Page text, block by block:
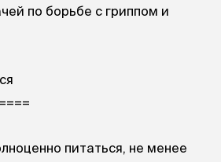
по борьбе с гриппом и
питаться, не менее